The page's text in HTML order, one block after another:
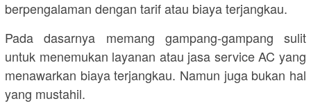
berpengalaman dengan tarif atau biaya terjangkau.
Pada dasarnya memang gampang-gampang sulit
untuk menemukan layanan atau jasa service AC yang
menawarkan biaya terjangkau. Namun juga bukan hal
yang mustahil.